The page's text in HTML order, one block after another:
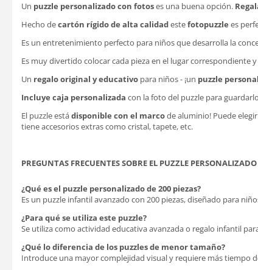
Un puzzle personalizado con fotoses una buena opción.
Hecho decartón rígido de alta calidadestefotopuzzle es
Es un entretenimiento perfecto para niños que desarrolla la
Es muy divertido colocar cada pieza en el lugar
Un regalo original y educativo para niños - ¡un puzzle
Incluye caja personalizada con la foto del puzzle para
El puzzle estádisponible con el marcode aluminio! Puede
tiene accesorios extras como cristal, tapete, etc.
PREGUNTAS FRECUENTES SOBRE EL PUZZLE
¿Qué es el puzzle personalizado de 200 piezas?
Es un puzzle infantil avanzado con 200 piezas, diseñado para
¿Para qué se utiliza este puzzle?
Se utiliza como actividad educativa avanzada o regalo infantil
¿Qué lo diferencia de los puzzles de menor tamaño?
Introduce una mayor complejidad visual y requiere más tiempo